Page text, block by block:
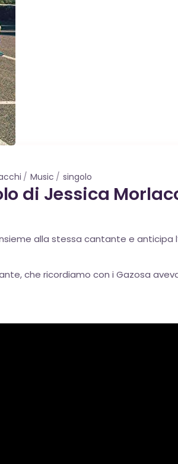
Music singolo
di Jessica
alla stessa cantante e anticipa
che ricordiamo con i Gazosa